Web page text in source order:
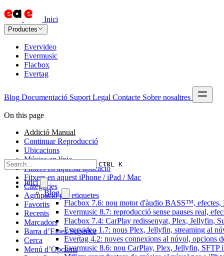
Inici
Productes
Evervideo
Evermusic
Flacbox
Evertag
Blog Documentació Suport Legal Contacte Sobre nosaltres
CTRL K
Inici
Blog
Flacbox 7.6: nou motor d'àudio BASS™, efectes,
Evermusic 8.7: reproducció sense pauses real,
Flacbox 7.4: CarPlay redissenyat, Plex, Jellyfin,
Evervideo 1.7: nous Plex, Jellyfin, streaming al
Evertag 4.2: noves connexions al núvol, opcions
Evermusic 8.6: nou CarPlay, Plex, Jellyfin, SFTP
On this page
Addició Manual
Continuar Reproducció
Ubicacions
Música en línia
Fitxers en aquesta aplicació
Fitxers en aquest iPhone / iPad / Mac
Categories
Agrupació per etiquetes
Favorits
Recents
Marcadors
Barra d’Eines Superior
Cerca
Menú d’Opcions